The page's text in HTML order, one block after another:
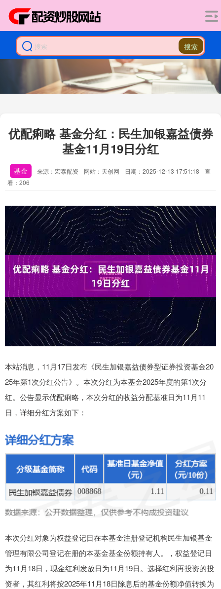
搜索
优配痢略 基金分红：民生加银嘉益债券
基金11月19日分红
基金 来源：宏泰配资 网站：天创网 日期：2025-12-13 17:51:18
查
看：206
本站消息，11月17日发布《民生加银嘉益债券型证券投资基金20
25年第1次分红公告》。本次分红为本基金2025年度的第1次分
红。公告显示优配痢略，本次分红的收益分配基准日为11月11
日，详细分红方案如下：
本次分红对象为权益登记日在本基金注册登记机构民生加银基金
管理有限公司登记在册的本基金基金份额持有人。，权益登记日
为11月18日，现金红利发放日为11月19日。选择红利再投资的投
资者，其红利将按2025年11月18日除息后的基金份额净值转换为